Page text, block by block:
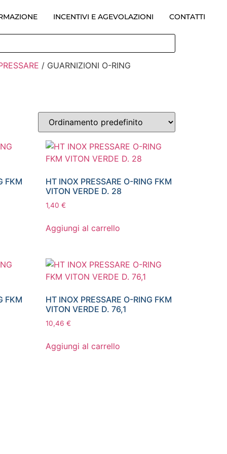
INCENTIVI E AGEVOLAZIONI CONTATTI
/ GUARNIZIONI O-RING
FKM
HT INOX PRESSARE O-RING FKM
VITON VERDE D. 28
1,40€
Aggiungi al carrello
FKM
HT INOX PRESSARE O-RING FKM
VITON VERDE D. 76,1
10,46€
Aggiungi al carrello